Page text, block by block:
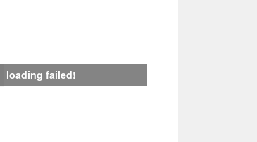
loading failed!